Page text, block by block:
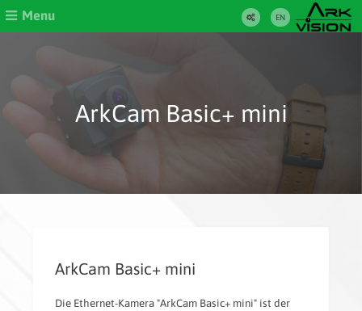
Menu EN
ArkCam Basic+ mini
ArkCam Basic+ mini
Die Ethernet-Kamera "ArkCam Basic+ mini" ist der